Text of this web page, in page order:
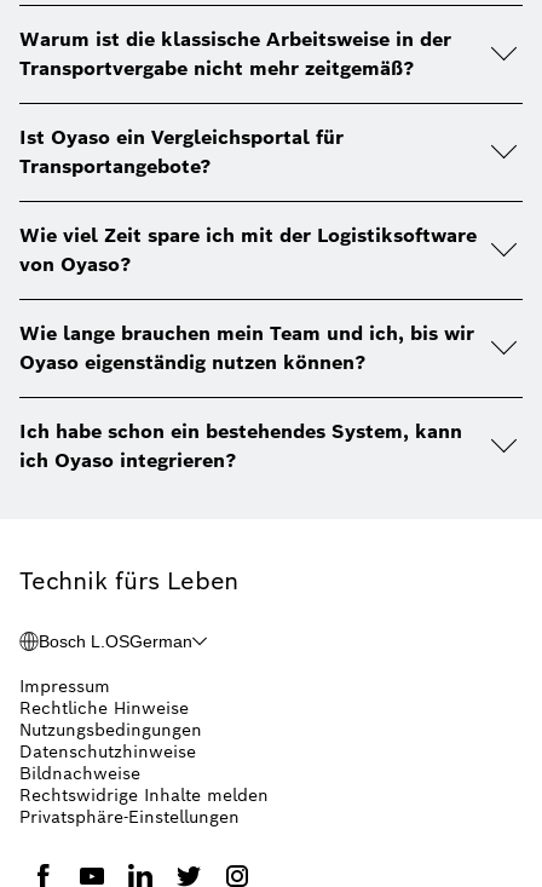
Warum ist die klassische Arbeitsweise in der
Transportvergabe nicht mehr zeitgemäß?
Ist Oyaso ein Vergleichsportal für
Transportangebote?
Wie viel Zeit spare ich mit der Logistiksoftware
von Oyaso?
Wie lange brauchen mein Team und ich, bis wir
Oyaso eigenständig nutzen können?
Ich habe schon ein bestehendes System, kann
ich Oyaso integrieren?
Technik fürs Leben
Bosch L.OSGerman
Impressum
Rechtliche Hinweise
Nutzungsbedingungen
Datenschutzhinweise
Bildnachweise
Rechtswidrige Inhalte melden
Privatsphäre-Einstellungen